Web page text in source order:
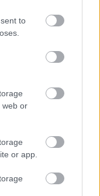
to
web or
or app.
– Ποιοι
θέσεις